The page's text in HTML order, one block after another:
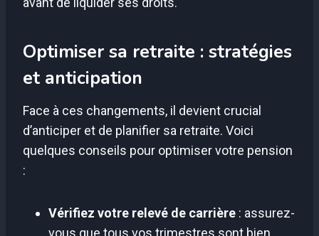
Optimiser sa retraite : stratégies
et anticipation
Face à ces changements, il devient crucial
d’anticiper et de planifier sa retraite. Voici
quelques conseils pour optimiser votre pension
:
Vérifiez votre relevé de carrière : assurez-
vous que tous vos trimestres sont bien